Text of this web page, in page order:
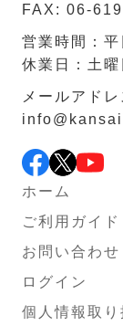
FAX: 06-
営業時間：
休業日：土曜
メールアドレ
ホーム
ご利用ガイド
お問い合わせ
ログイン
個人情報取り